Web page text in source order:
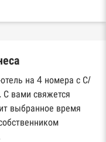
Высшего
на 4 номера с С/
С вами свяжется
выбранное время